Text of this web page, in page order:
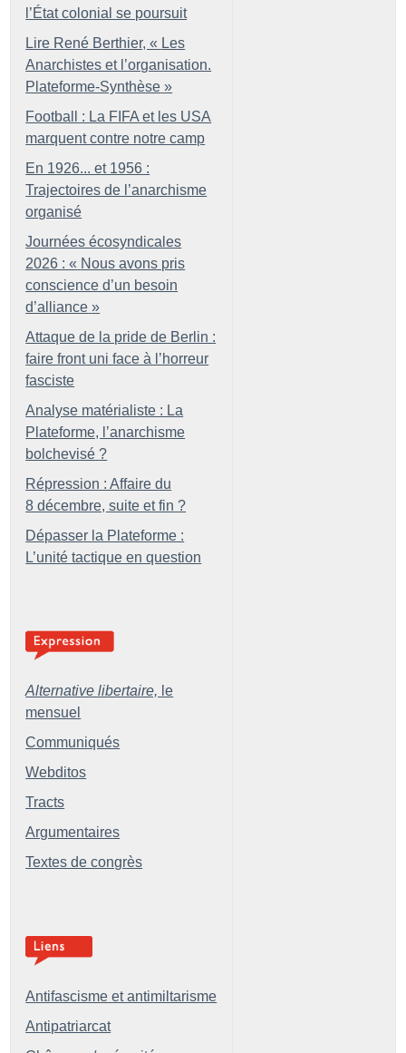
l’État colonial se poursuit
Lire René Berthier, « Les
Anarchistes et l’organisation.
Plateforme-Synthèse »
Football : La FIFA et les USA
marquent contre notre camp
En 1926... et 1956 :
Trajectoires de l’anarchisme
organisé
Journées écosyndicales
2026 : « Nous avons pris
conscience d’un besoin
d’alliance »
Attaque de la pride de Berlin :
faire front uni face à l’horreur
fasciste
Analyse matérialiste : La
Plateforme, l’anarchisme
bolchevisé ?
Répression : Affaire du
8 décembre, suite et fin ?
Dépasser la Plateforme :
L’unité tactique en question
Alternative libertaire, le
mensuel
Communiqués
Webditos
Tracts
Argumentaires
Textes de congrès
Antifascisme et antimiltarisme
Antipatriarcat